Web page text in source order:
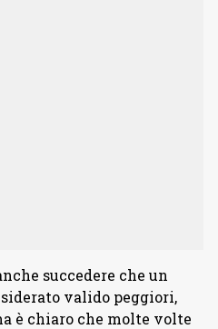
succedere che un
valido peggiori,
è chiaro che molte volte